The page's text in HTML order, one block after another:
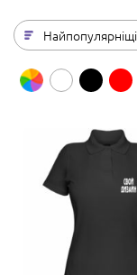
Найпопулярніщі